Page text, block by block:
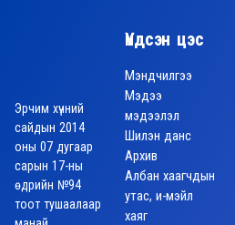
Эрчим хүчний
сайдын 2014
оны 07 дугаар
сарын 17-ны
өдрийн №94
тоот тушаалаар
Үндсэн цэс
Мэндчилгээ
Мэдээ
мэдээлэл
Шилэн данс
Архив
Албан хаагчдын
утас, и-мэйл
хаяг